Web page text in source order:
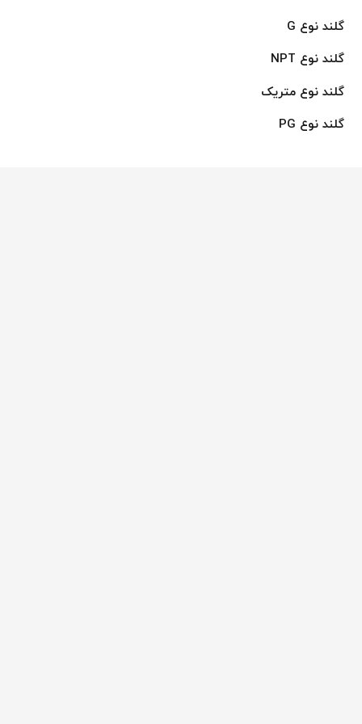
گلند نوع G
گلند نوع NPT
گلند نوع متریک
گلند نوع PG